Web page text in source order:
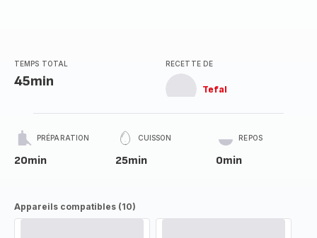
TEMPS TOTAL
45min
RECETTE DE
Tefal
PRÉPARATION
20min
CUISSON
25min
REPOS
0min
Appareils compatibles (10)